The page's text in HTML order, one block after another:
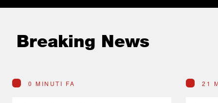
Breaking News
0 MINUTI FA 21